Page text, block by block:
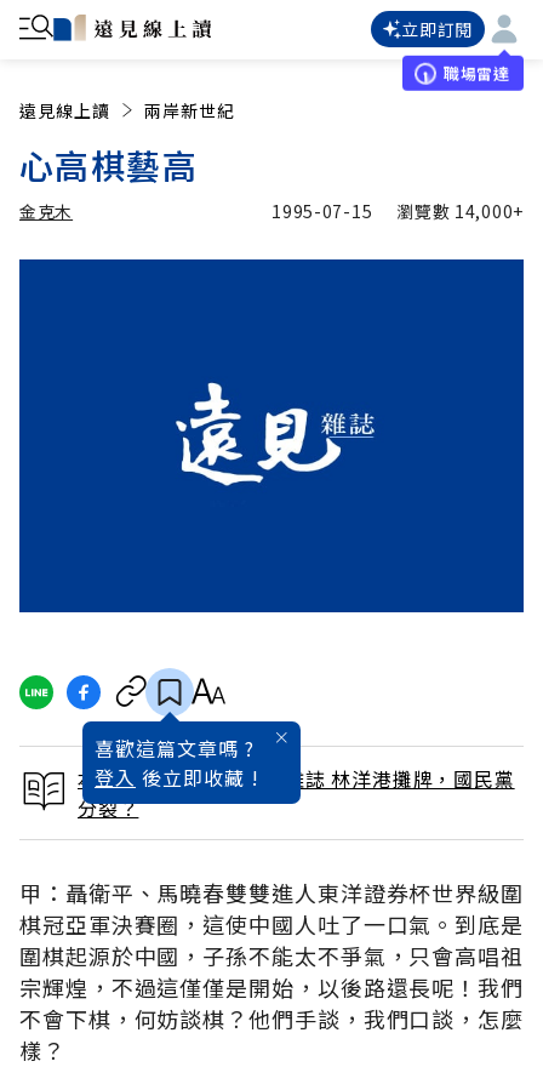
立即訂閱
職場雷達
遠見線上讀 兩岸新世紀
心高棋藝高
金克木 1995-07-15 瀏覽數 14,000+
喜歡這篇文章嗎 ?
登入 後立即收藏 !
本文出自 1995 / 8月號雜誌 林洋港攤牌，國民黨
分裂？
甲：聶衛平、馬曉春雙雙進人東洋證券杯世界級圍
棋冠亞軍決賽圈，這使中國人吐了一口氣。到底是
圍棋起源於中國，子孫不能太不爭氣，只會高唱祖
宗輝煌，不過這僅僅是開始，以後路還長呢！我們
不會下棋，何妨談棋？他們手談，我們口談，怎麼
樣？